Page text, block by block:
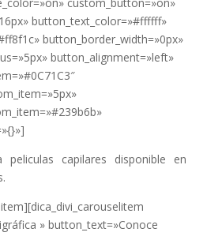
button_text_color=»#ffffff»
button_border_width=»0px»
button_alignment=»left»
peliculas capilares disponible en
» button_text=»Conoce